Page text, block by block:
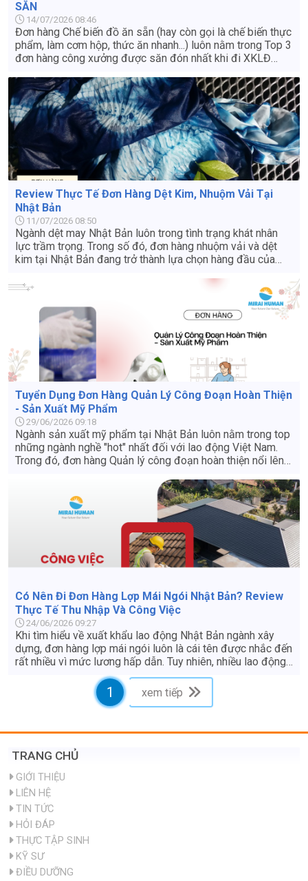
SẴN
14/07/2026 08:46
Đơn hàng Chế biến đồ ăn sẵn (hay còn gọi là chế biến thực
phẩm, làm cơm hộp, thức ăn nhanh...) luôn nằm trong Top 3
đơn hàng công xưởng được săn đón nhất khi đi XKLĐ
hàng này hay không, dưới đây là những lý do cốt lõi giải
mã sức hút của ngành chế biến đồ ăn sẵn tại Nhật
Review Thực Tế Đơn Hàng Dệt Kim, Nhuộm Vải Tại
Nhật Bản
11/07/2026 08:50
Ngành dệt may Nhật Bản luôn trong tình trạng khát nhân
lực trầm trọng. Trong số đó, đơn hàng nhuộm vải và dệt
kim tại Nhật Bản đang trở thành lựa chọn hàng đầu của
làm thêm nhiều và điều kiện tuyển dụng không quá khắt
khẩu lao động Nhật Bản, bài viết dưới đây sẽ cung cấp
cho bạn cái nhìn thực tế và chi tiết nhất.
Tuyển Dụng Đơn Hàng Quản Lý Công Đoạn Hoàn Thiện
- Sản Xuất Mỹ Phẩm
29/06/2026 09:18
Ngành sản xuất mỹ phẩm tại Nhật Bản luôn nằm trong top
những ngành nghề "hot" nhất đối với lao động Việt Nam.
Trong đó, đơn hàng Quản lý công đoạn hoàn thiện nổi lên
việc không quá nặng nhọc và cơ hội thăng tiến tốt. Nếu bạn
đang tìm kiếm một công việc ổn định tại Nhật với mức
lương hấp dẫn, hãy cùng tìm hiểu chi tiết về đơn hàng này
Có Nên Đi Đơn Hàng Lợp Mái Ngói Nhật Bản? Review
Thực Tế Thu Nhập Và Công Việc
24/06/2026 09:27
Khi tìm hiểu về xuất khẩu lao động Nhật Bản ngành xây
dựng, đơn hàng lợp mái ngói luôn là cái tên được nhắc đến
rất nhiều vì mức lương hấp dẫn. Tuy nhiên, nhiều lao động
vẫn còn e ngại: "Làm việc trên cao có nguy hiểm không?",
"Công việc có vất vả lắm không?" hay "Thu nhập thực tế
nhận về là bao nhiêu?". Bài viết này sẽ review chi tiết và
1 xem tiếp
TRANG CHỦ
GIỚI THIỆU
LIÊN HỆ
TIN TỨC
HỎI ĐÁP
THỰC TẬP SINH
KỸ SƯ
ĐIỀU DƯỠNG